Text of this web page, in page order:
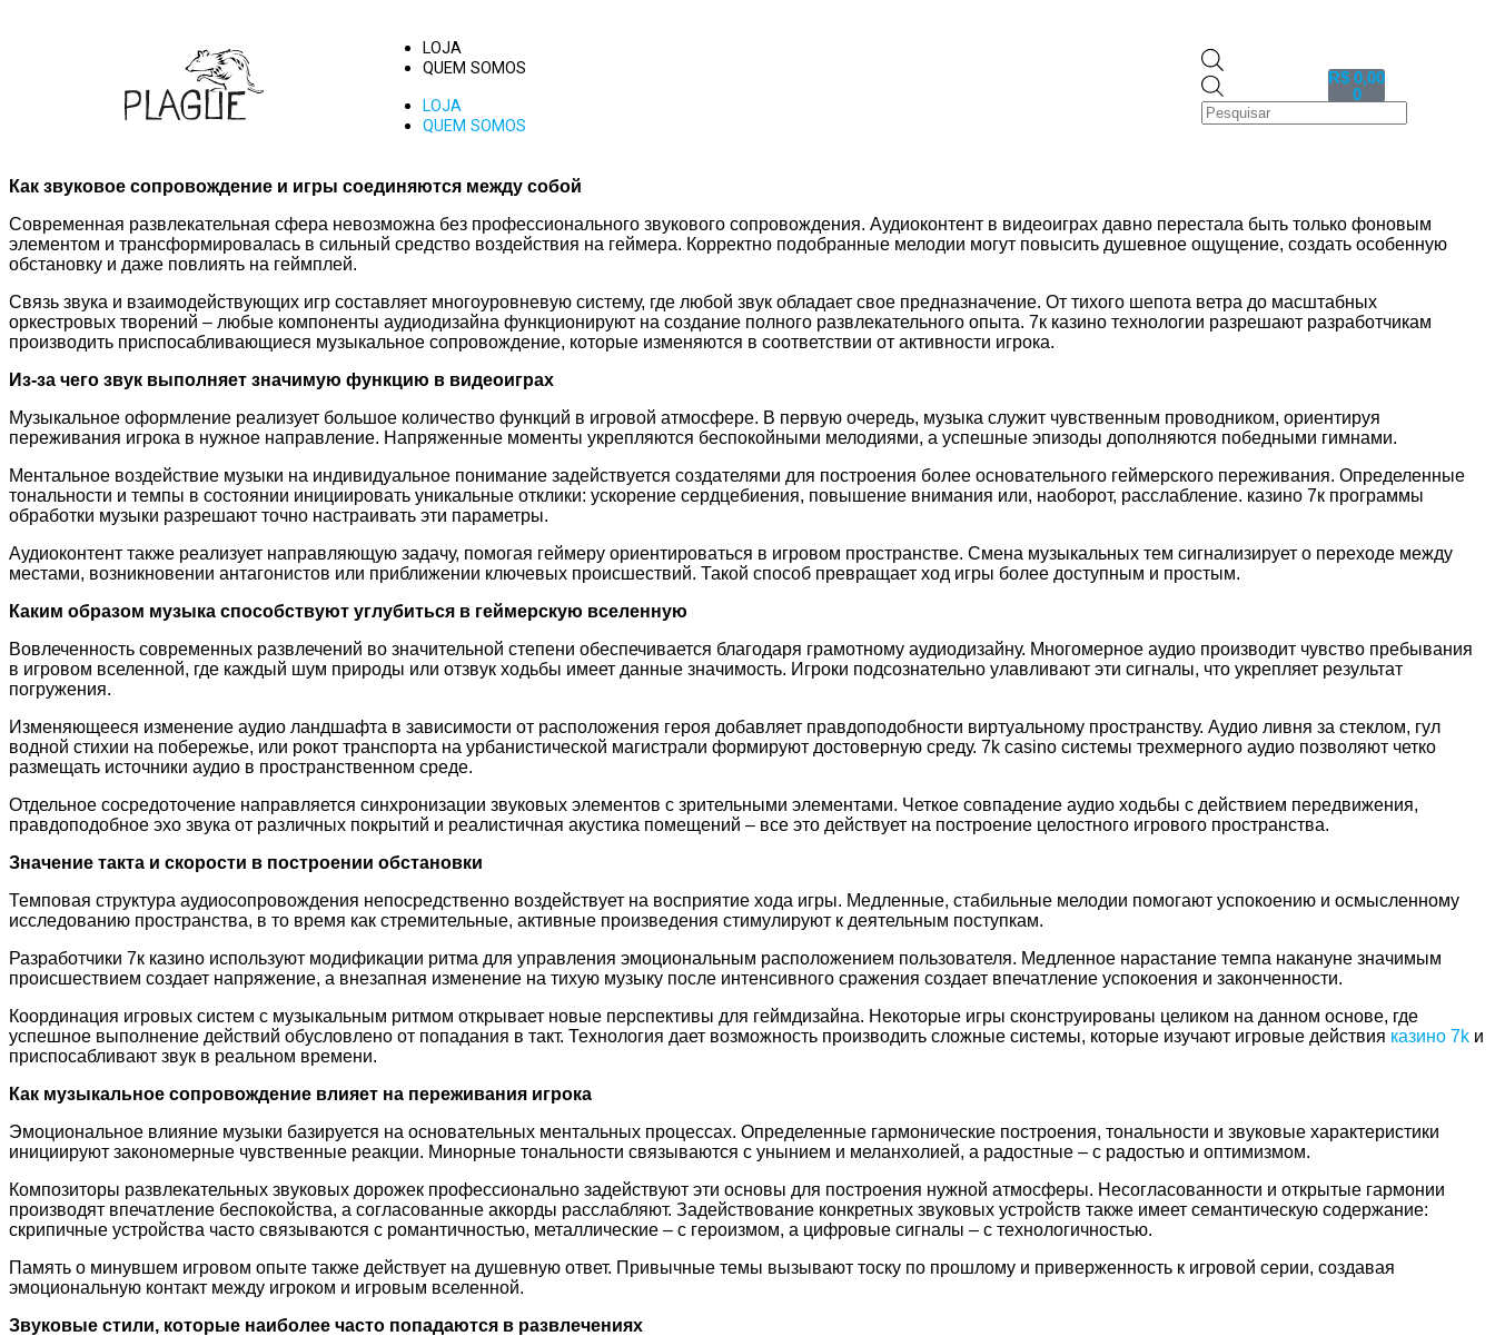
LOJA
QUEM SOMOS
LOJA
QUEM SOMOS
R$ 0,00
0
Как звуковое сопровождение и игры соединяются между собой
Современная развлекательная сфера невозможна без профессионального звукового сопровождения. Аудиоконтент в видеоиграх давно перестала быть только фоновым
элементом и трансформировалась в сильный средство воздействия на геймера. Корректно подобранные мелодии могут повысить душевное ощущение, создать особенную
обстановку и даже повлиять на геймплей.
Связь звука и взаимодействующих игр составляет многоуровневую систему, где любой звук обладает свое предназначение. От тихого шепота ветра до масштабных
оркестровых творений – любые компоненты аудиодизайна функционируют на создание полного развлекательного опыта. 7к казино технологии разрешают разработчикам
производить приспосабливающиеся музыкальное сопровождение, которые изменяются в соответствии от активности игрока.
Из-за чего звук выполняет значимую функцию в видеоиграх
Музыкальное оформление реализует большое количество функций в игровой атмосфере. В первую очередь, музыка служит чувственным проводником, ориентируя
переживания игрока в нужное направление. Напряженные моменты укрепляются беспокойными мелодиями, а успешные эпизоды дополняются победными гимнами.
Ментальное воздействие музыки на индивидуальное понимание задействуется создателями для построения более основательного геймерского переживания. Определенные
тональности и темпы в состоянии инициировать уникальные отклики: ускорение сердцебиения, повышение внимания или, наоборот, расслабление. казино 7к программы
обработки музыки разрешают точно настраивать эти параметры.
Аудиоконтент также реализует направляющую задачу, помогая геймеру ориентироваться в игровом пространстве. Смена музыкальных тем сигнализирует о переходе между
местами, возникновении антагонистов или приближении ключевых происшествий. Такой способ превращает ход игры более доступным и простым.
Каким образом музыка способствуют углубиться в геймерскую вселенную
Вовлеченность современных развлечений во значительной степени обеспечивается благодаря грамотному аудиодизайну. Многомерное аудио производит чувство пребывания
в игровом вселенной, где каждый шум природы или отзвук ходьбы имеет данные значимость. Игроки подсознательно улавливают эти сигналы, что укрепляет результат
погружения.
Изменяющееся изменение аудио ландшафта в зависимости от расположения героя добавляет правдоподобности виртуальному пространству. Аудио ливня за стеклом, гул
водной стихии на побережье, или рокот транспорта на урбанистической магистрали формируют достоверную среду. 7k casino системы трехмерного аудио позволяют четко
размещать источники аудио в пространственном среде.
Отдельное сосредоточение направляется синхронизации звуковых элементов с зрительными элементами. Четкое совпадение аудио ходьбы с действием передвижения,
правдоподобное эхо звука от различных покрытий и реалистичная акустика помещений – все это действует на построение целостного игрового пространства.
Значение такта и скорости в построении обстановки
Темповая структура аудиосопровождения непосредственно воздействует на восприятие хода игры. Медленные, стабильные мелодии помогают успокоению и осмысленному
исследованию пространства, в то время как стремительные, активные произведения стимулируют к деятельным поступкам.
Разработчики 7к казино используют модификации ритма для управления эмоциональным расположением пользователя. Медленное нарастание темпа накануне значимым
происшествием создает напряжение, а внезапная изменение на тихую музыку после интенсивного сражения создает впечатление успокоения и законченности.
Координация игровых систем с музыкальным ритмом открывает новые перспективы для геймдизайна. Некоторые игры сконструированы целиком на данном основе, где
успешное выполнение действий обусловлено от попадания в такт. Технология дает возможность производить сложные системы, которые изучают игровые действия казино 7k и
приспосабливают звук в реальном времени.
Как музыкальное сопровождение влияет на переживания игрока
Эмоциональное влияние музыки базируется на основательных ментальных процессах. Определенные гармонические построения, тональности и звуковые характеристики
инициируют закономерные чувственные реакции. Минорные тональности связываются с унынием и меланхолией, а радостные – с радостью и оптимизмом.
Композиторы развлекательных звуковых дорожек профессионально задействуют эти основы для построения нужной атмосферы. Несогласованности и открытые гармонии
производят впечатление беспокойства, а согласованные аккорды расслабляют. Задействование конкретных звуковых устройств также имеет семантическую содержание:
скрипичные устройства часто связываются с романтичностью, металлические – с героизмом, а цифровые сигналы – с технологичностью.
Память о минувшем игровом опыте также действует на душевную ответ. Привычные темы вызывают тоску по прошлому и приверженность к игровой серии, создавая
эмоциональную контакт между игроком и игровым вселенной.
Звуковые стили, которые наиболее часто попадаются в развлечениях